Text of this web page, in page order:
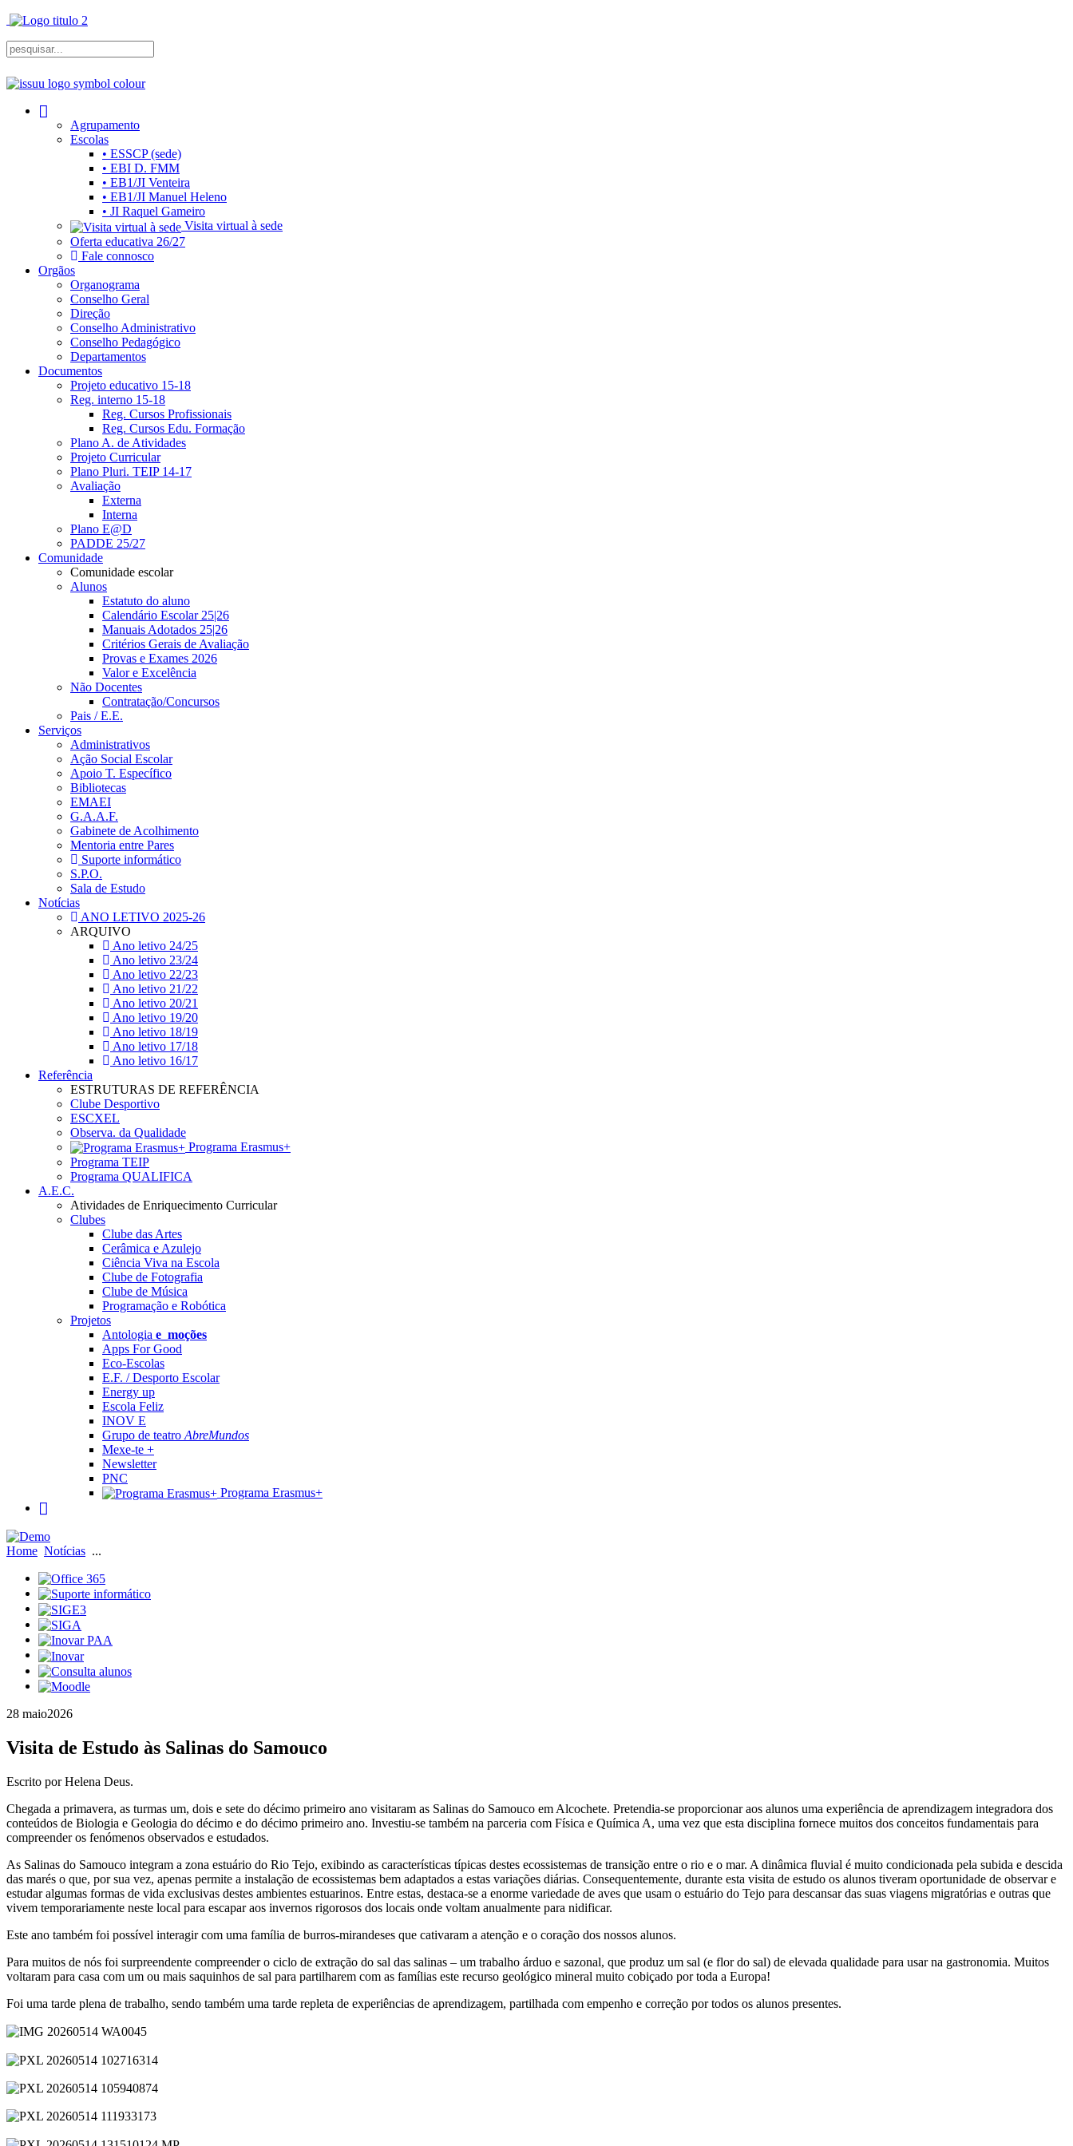
Agrupamento
Escolas
• ESSCP (sede)
• EBI D. FMM
• EB1/JI Venteira
• EB1/JI Manuel Heleno
• JI Raquel Gameiro
Visita virtual à sede
Oferta educativa 26/27
Fale connosco
Orgãos
Organograma
Conselho Geral
Direção
Conselho Administrativo
Conselho Pedagógico
Departamentos
Documentos
Projeto educativo 15-18
Reg. interno 15-18
Reg. Cursos Profissionais
Reg. Cursos Edu. Formação
Plano A. de Atividades
Projeto Curricular
Plano Pluri. TEIP 14-17
Avaliação
Externa
Interna
Plano E@D
PADDE 25/27
Comunidade
Comunidade escolar
Alunos
Estatuto do aluno
Calendário Escolar 25|26
Manuais Adotados 25|26
Critérios Gerais de Avaliação
Provas e Exames 2026
Valor e Excelência
Não Docentes
Contratação/Concursos
Pais / E.E.
Serviços
Administrativos
Ação Social Escolar
Apoio T. Específico
Bibliotecas
EMAEI
G.A.A.F.
Gabinete de Acolhimento
Mentoria entre Pares
Suporte informático
S.P.O.
Sala de Estudo
Notícias
ANO LETIVO 2025-26
ARQUIVO
Ano letivo 24/25
Ano letivo 23/24
Ano letivo 22/23
Ano letivo 21/22
Ano letivo 20/21
Ano letivo 19/20
Ano letivo 18/19
Ano letivo 17/18
Ano letivo 16/17
Referência
ESTRUTURAS DE REFERÊNCIA
Clube Desportivo
ESCXEL
Observa. da Qualidade
Programa Erasmus+
Programa TEIP
Programa QUALIFICA
A.E.C.
Atividades de Enriquecimento Curricular
Clubes
Clube das Artes
Cerâmica e Azulejo
Ciência Viva na Escola
Clube de Fotografia
Clube de Música
Programação e Robótica
Projetos
Antologia e_moções
Apps For Good
Eco-Escolas
E.F. / Desporto Escolar
Energy up
Escola Feliz
INOV E
Grupo de teatro AbreMundos
Mexe-te +
Newsletter
PNC
Programa Erasmus+
Home Notícias ...
28 maio2026
Visita de Estudo às Salinas do Samouco
Escrito por Helena Deus.
Chegada a primavera, as turmas um, dois e sete do décimo primeiro ano visitaram as Salinas do Samouco em Alcochete. Pretendia-se proporcionar aos alunos uma experiência de aprendizagem integradora dos
conteúdos de Biologia e Geologia do décimo e do décimo primeiro ano. Investiu-se também na parceria com Física e Química A, uma vez que esta disciplina fornece muitos dos conceitos fundamentais para
compreender os fenómenos observados e estudados.
As Salinas do Samouco integram a zona estuário do Rio Tejo, exibindo as características típicas destes ecossistemas de transição entre o rio e o mar. A dinâmica fluvial é muito condicionada pela subida e descida
das marés o que, por sua vez, apenas permite a instalação de ecossistemas bem adaptados a estas variações diárias. Consequentemente, durante esta visita de estudo os alunos tiveram oportunidade de observar e
estudar algumas formas de vida exclusivas destes ambientes estuarinos. Entre estas, destaca-se a enorme variedade de aves que usam o estuário do Tejo para descansar das suas viagens migratórias e outras que
vivem temporariamente neste local para escapar aos invernos rigorosos dos locais onde voltam anualmente para nidificar.
Este ano também foi possível interagir com uma família de burros-mirandeses que cativaram a atenção e o coração dos nossos alunos.
Para muitos de nós foi surpreendente compreender o ciclo de extração do sal das salinas – um trabalho árduo e sazonal, que produz um sal (e flor do sal) de elevada qualidade para usar na gastronomia. Muitos
voltaram para casa com um ou mais saquinhos de sal para partilharem com as famílias este recurso geológico mineral muito cobiçado por toda a Europa!
Foi uma tarde plena de trabalho, sendo também uma tarde repleta de experiências de aprendizagem, partilhada com empenho e correção por todos os alunos presentes.